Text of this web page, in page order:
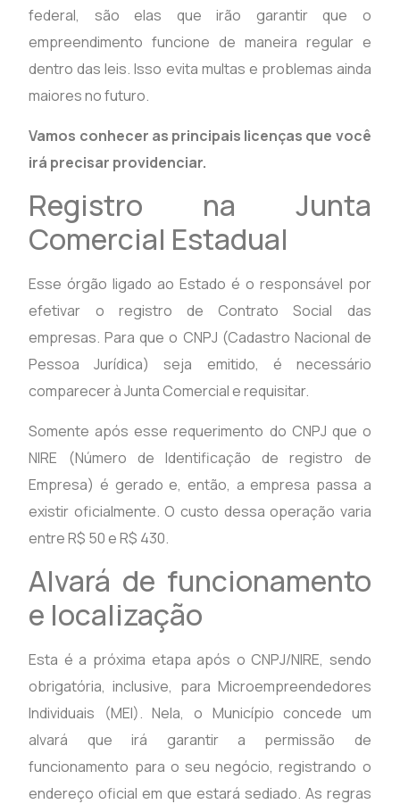
federal, são elas que irão garantir que o
empreendimento funcione de maneira regular e
dentro das leis. Isso evita multas e problemas ainda
maiores no futuro.
Vamos conhecer as principais licenças que você
irá precisar providenciar.
Registro na Junta
Comercial Estadual
Esse órgão ligado ao Estado é o responsável por
efetivar o registro de Contrato Social das
empresas. Para que o CNPJ (Cadastro Nacional de
Pessoa Jurídica) seja emitido, é necessário
comparecer à Junta Comercial e requisitar.
Somente após esse requerimento do CNPJ que o
NIRE (Número de Identificação de registro de
Empresa) é gerado e, então, a empresa passa a
existir oficialmente. O custo dessa operação varia
entre R$ 50 e R$ 430.
Alvará de funcionamento
e localização
Esta é a próxima etapa após o CNPJ/NIRE, sendo
obrigatória, inclusive, para Microempreendedores
Individuais (MEI). Nela, o Município concede um
alvará que irá garantir a permissão de
funcionamento para o seu negócio, registrando o
endereço oficial em que estará sediado. As regras